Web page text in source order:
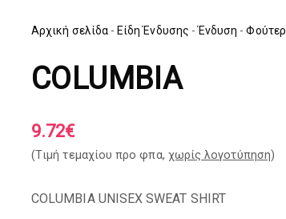
Αρχική σελίδα - Είδη Ένδυσης - Ένδυση - Φούτερ
COLUMBIA
9.72€
(Tιμή τεμαχίου προ φπα, χωρίς λογοτύπηση)
COLUMBIA UNISEX SWEAT SHIRT